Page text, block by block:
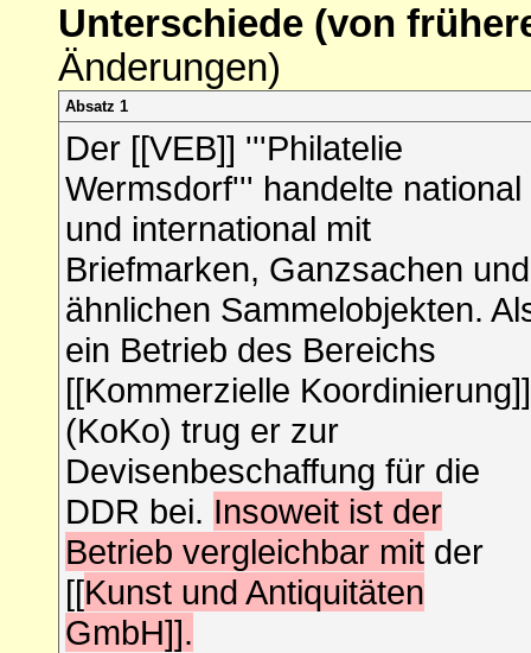
Unterschiede (von
Änderungen)
Absatz 1
Der [[VEB]] '''Philatelie
Wermsdorf''' handelte national
und international mit
Briefmarken, Ganzsachen und
ähnlichen Sammelobjekten.
ein Betrieb des Bereichs
[[Kommerzielle Koordinierung]]
(KoKo) trug er zur
Devisenbeschaffung für die
DDR bei. Insoweit ist der
Betrieb vergleichbar mit der
[[Kunst und Antiquitäten
GmbH]].